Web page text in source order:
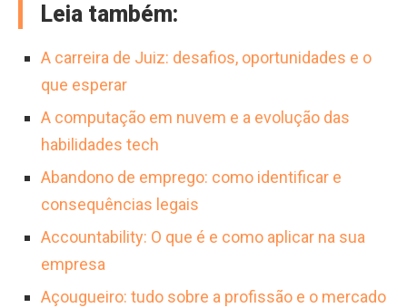
Leia também:
A carreira de Juiz: desafios, oportunidades e o
que esperar
A computação em nuvem e a evolução das
habilidades tech
Abandono de emprego: como identificar e
consequências legais
Accountability: O que é e como aplicar na sua
empresa
Açougueiro: tudo sobre a profissão e o mercado